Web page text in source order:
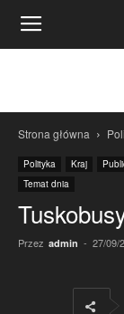
Strona główna
Polityka Kraj
Temat dnia
Przez admin - 27/09/